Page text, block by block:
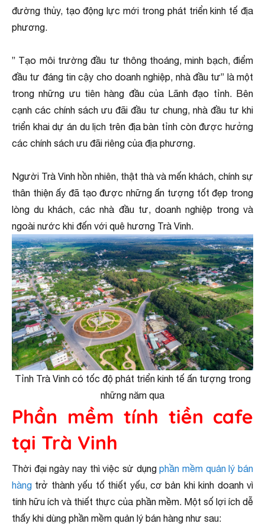
đường thủy, tạo động lực mới trong phát triển kinh tế địa
phương.
” Tạo môi trường đầu tư thông thoáng, minh bạch, điểm
đầu tư đáng tin cậy cho doanh nghiệp, nhà đầu tư” là một
trong những ưu tiên hàng đầu của Lãnh đạo tỉnh. Bên
cạnh các chính sách ưu đãi đầu tư chung, nhà đầu tư khi
triển khai dự án du lịch trên địa bàn tỉnh còn được hưởng
các chính sách ưu đãi riêng của địa phương.
Người Trà Vinh hồn nhiên, thật thà và mến khách, chính sự
thân thiện ấy đã tạo được những ấn tượng tốt đẹp trong
lòng du khách, các nhà đầu tư, doanh nghiệp trong và
ngoài nước khi đến với quê hương Trà Vinh.
Tỉnh Trà Vinh có tốc độ phát triển kinh tế ấn tượng trong
những năm qua
Phần mềm tính tiền cafe
tại Trà Vinh
Thời đại ngày nay thì việc sử dụngphần mềm quản lý bán
hàng trở thành yếu tố thiết yếu, cơ bản khi kinh doanh vì
tính hữu ích và thiết thực của phần mềm. Một số lợi ích dễ
thấy khi dùng phần mềm quản lý bán hàng như sau: